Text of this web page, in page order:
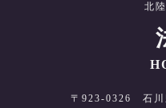
北
〒923-0326 石川